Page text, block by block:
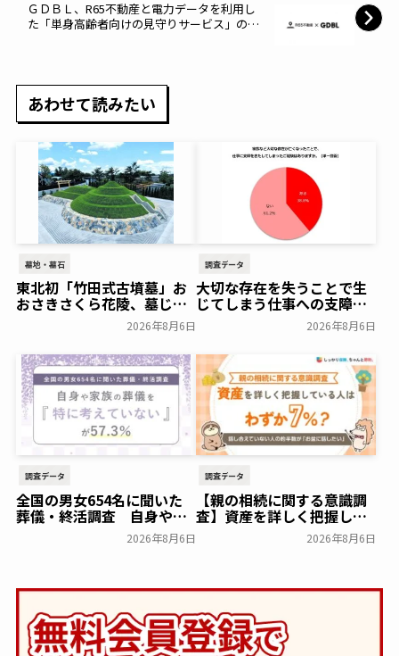
ＧＤＢＬ、R65不動産と電力データを利用し
た「単身高齢者向けの見守りサービス」の実
あわせて読みたい
墓地・墓石
東北初「竹田式古墳墓」お
おさきさくら花陵、墓じま
いのご負担を軽減する「墓
じまいアシストプラン」を
開始 ─ 合同永久埋葬（合祀
墓）への改葬がお二人目以
降100,000円（税込）に
【株式会社前方後円墳】～
前方後円墳～ 一般公開
2026年8月6日
調査データ
大切な存在を失うことで生
じてしまう仕事への支障
「経験がある」38.8％～ビ
ースタイルグループ～
一般公開
2026年8月6日
調査データ
全国の男女654名に聞いた
葬儀・終活調査 自身や家
族の葬儀について「特に考
えていない」が57.3％～
2026年8月6日
調査データ
【親の相続に関する意識調
査】資産を詳しく把握して
いる人はわずか7％？具体的
に話せていない人の約半数
節約。」が親の相続につい
て400名を対象に意識調査
を実施～Sasuke Financial
Lab～ 一般公開
2026年8月6日